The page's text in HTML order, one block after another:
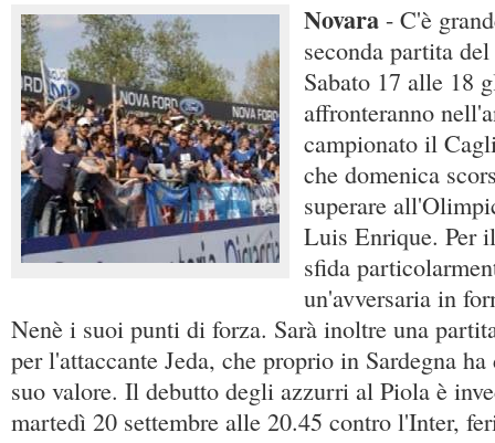
Novara - C'è
seconda partita
Sabato 17 alle 18
affronteranno
campionato il
che domenica
superare
Luis Enrique. Per
sfida
un'avversaria in
Nenè i suoi punti di forza. Sarà inoltre una
per l'attaccante Jeda, che proprio in Sardegna
suo valore. Il debutto degli azzurri al Piola è
martedì 20 settembre alle 20.45 contro l'Inter,